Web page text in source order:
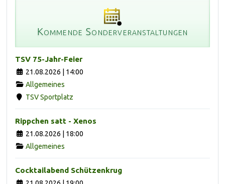
Kommende Sonderveranstaltungen
TSV 75-Jahr-Feier
21.08.2026 | 14:00
Allgemeines
TSV Sportplatz
Rippchen satt - Xenos
21.08.2026 | 18:00
Allgemeines
Cocktailabend Schützenkrug